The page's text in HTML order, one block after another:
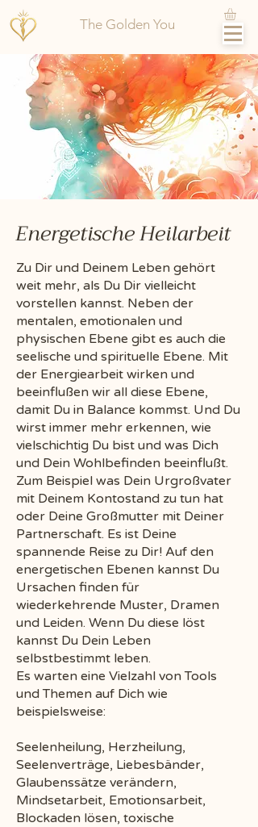
The Golden You
Energetische Heilarbeit
Zu Dir und Deinem Leben gehört
weit mehr, als Du Dir vielleicht
vorstellen kannst. Neben der
mentalen, emotionalen und
physischen Ebene gibt es auch die
seelische und spirituelle Ebene. Mit
der Energiearbeit wirken und
beeinflußen wir all diese Ebene,
damit Du in Balance kommst. Und Du
wirst immer mehr erkennen, wie
vielschichtig Du bist und was Dich
und Dein Wohlbefinden beeinflußt.
Zum Beispiel was Dein Urgroßvater
mit Deinem Kontostand zu tun hat
oder Deine Großmutter mit Deiner
Partnerschaft. Es ist Deine
spannende Reise zu Dir! Auf den
energetischen Ebenen kannst Du
Ursachen finden für
wiederkehrende Muster, Dramen
und Leiden. Wenn Du diese löst
kannst Du Dein Leben
selbstbestimmt leben.
Es warten eine Vielzahl von Tools
und Themen auf Dich wie
beispielsweise:
Seelenheilung, Herzheilung,
Seelenverträge, Liebesbänder,
Glaubenssätze verändern,
Mindsetarbeit, Emotionsarbeit,
Blockaden lösen, toxische